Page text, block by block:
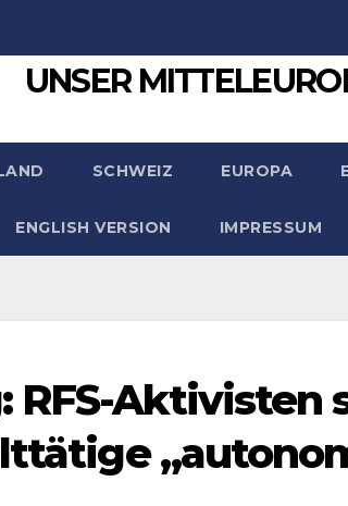
UNSER
SCHWEIZ EUROPA
ENGLISH VERSION IMPRESSUM
Aktivisten